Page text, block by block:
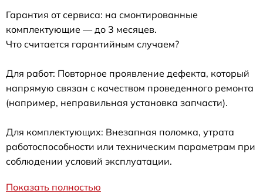
Гарантия от сервиса: на смонтированные
комплектующие — до 3 месяцев.
Что считается гарантийным случаем?
Для работ: Повторное проявление дефекта, который
напрямую связан с качеством проведенного ремонта
(например, неправильная установка запчасти).
Для комплектующих: Внезапная поломка, утрата
работоспособности или техническим параметрам при
соблюдении условий эксплуатации.
Показать полностью